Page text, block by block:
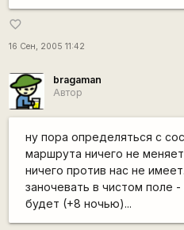
favorite_border
16 Сен, 2005 11:42
bragaman
Автор
ну пора определяться с
маршрута ничего не
ничего против нас не
заночевать в чистом поле
будет (+8 ночью)...